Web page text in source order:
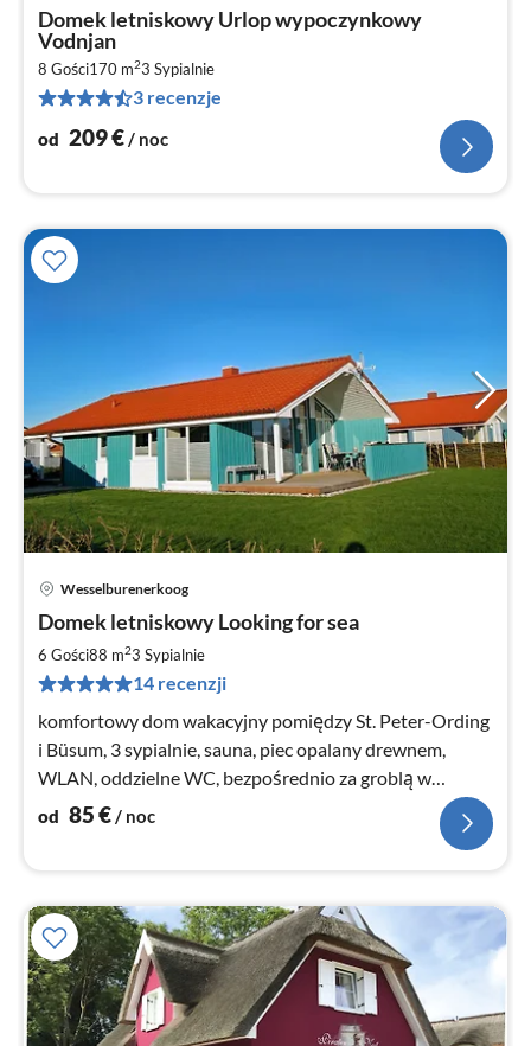
Domek letniskowy Urlop wypoczynkowy
Vodnjan
8 Gości170 m23 Sypialnie
3 recenzje
od 209€/ noc
Wesselburenerkoog
Domek letniskowy Looking for sea
6 Gości88 m23 Sypialnie
14 recenzji
komfortowy dom wakacyjny pomiędzy St. Peter-Ording
i Büsum, 3 sypialnie, sauna, piec opalany drewnem,
WLAN, oddzielne WC, bezpośrednio za groblą w
spokojnej osadzie domów wakacyjnych, 5 min. do plaży
od 85€ / noc